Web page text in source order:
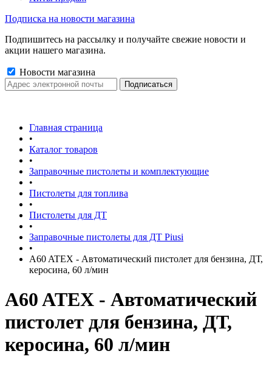
Подписка на новости магазина
Подпишитесь на рассылку и получайте свежие новости и
акции нашего магазина.
Новости магазина
Главная страница
•
Каталог товаров
•
Заправочные пистолеты и комплектующие
•
Пистолеты для топлива
•
Пистолеты для ДТ
•
Заправочные пистолеты для ДТ Piusi
•
A60 ATEX - Автоматический пистолет для бензина, ДТ,
керосина, 60 л/мин
A60 ATEX - Автоматический
пистолет для бензина, ДТ,
керосина, 60 л/мин